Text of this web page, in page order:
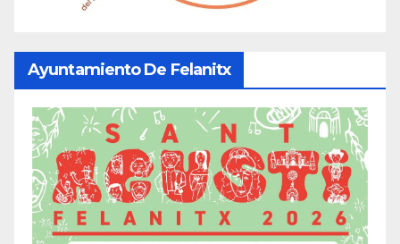
Ayuntamiento De Felanitx